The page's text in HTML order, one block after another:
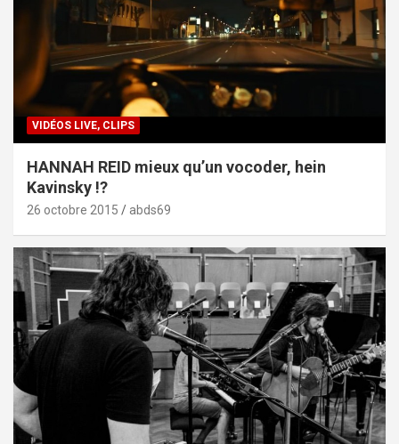
VIDÉOS LIVE, CLIPS
HANNAH REID mieux qu’un vocoder, hein
Kavinsky !?
26 octobre 2015 abds69